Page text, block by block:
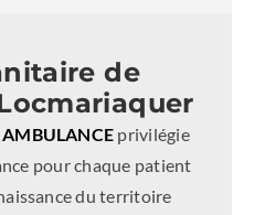
de
AMBULANCE privilégie
pour chaque patient
du territoire